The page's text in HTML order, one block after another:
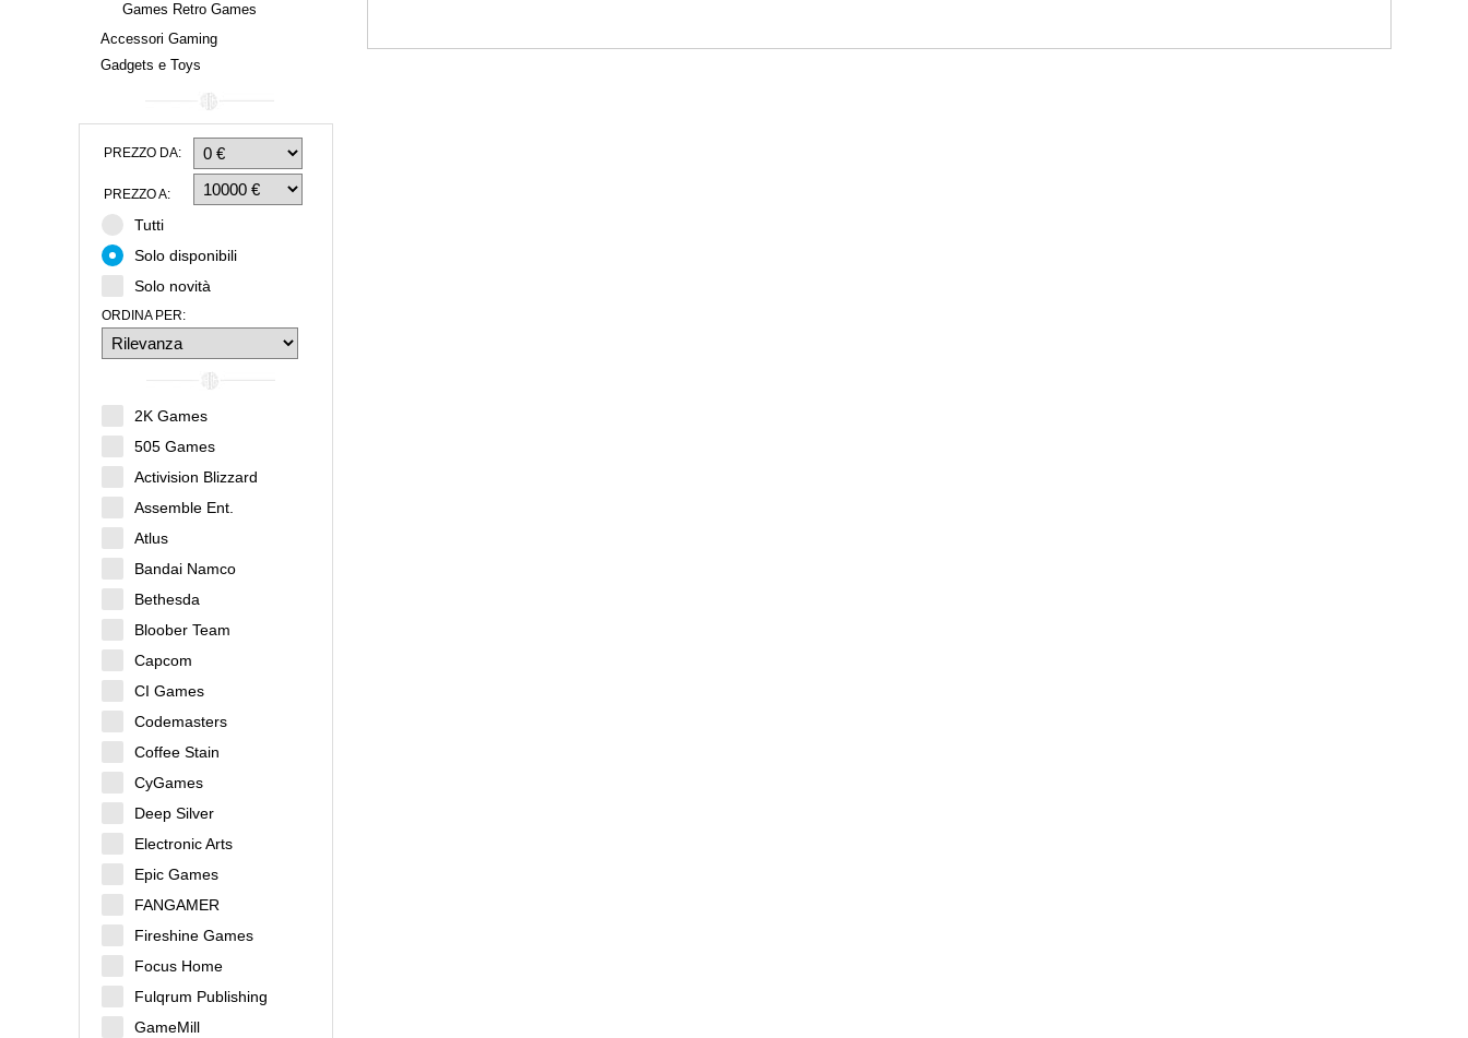
Games Retro Games
Accessori Gaming
Gadgets e Toys
PREZZO DA:
PREZZO A:
Tutti
Solo disponibili
Solo novità
ORDINA PER:
2K Games
505 Games
Activision Blizzard
Assemble Ent.
Atlus
Bandai Namco
Bethesda
Bloober Team
Capcom
CI Games
Codemasters
Coffee Stain
CyGames
Deep Silver
Electronic Arts
Epic Games
FANGAMER
Fireshine Games
Focus Home
Fulqrum Publishing
GameMill